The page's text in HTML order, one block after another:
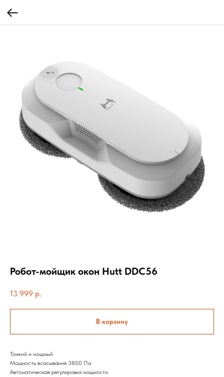
Робот-мойщик окон Hutt DDC56
13 999 р.
В корзину
Тонкий и мощный
Мощность всасывания 3800 Па
Автоматическая регулировка мощности